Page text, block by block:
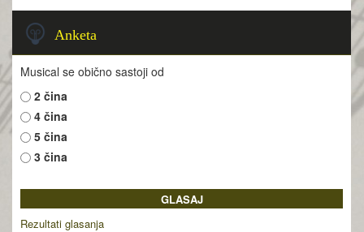
Anketa
Musical se obično sastoji od
2 čina
4 čina
5 čina
3 čina
Rezultati glasanja